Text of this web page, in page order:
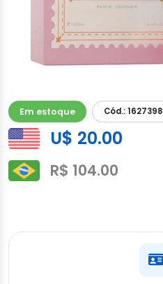
Em estoque Cód.: 1627398
U$ 20.00
R$ 104.00